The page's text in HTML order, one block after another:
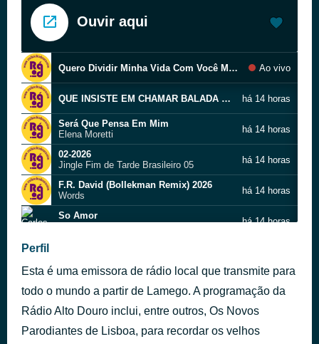
Ouvir aqui
Quero Dividir Minha Vida Com Você Música Romântica Para Declarar Todo o Seu Amor Ao vivo
QUE INSISTE EM CHAMAR BALADA ROMÂNTICA ANOS 80 há 14 horas
Será Que Pensa Em Mim
Elena Moretti
há 14 horas
02-2026
Jingle Fim de Tarde Brasileiro 05
há 14 horas
F.R. David (Bollekman Remix) 2026
Words
há 14 horas
So Amor
há 14 horas
Se quiseres chorar, chora comigo · Podem Cuscar há 15 horas
Pobre Ex-Namorado
Perfil
Esta é uma emissora de rádio local que transmite para
todo o mundo a partir de Lamego. A programação da
Rádio Alto Douro inclui, entre outros, Os Novos
Parodiantes de Lisboa, para recordar os velhos